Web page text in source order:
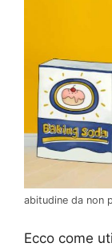
abitudine da non
Ecco come